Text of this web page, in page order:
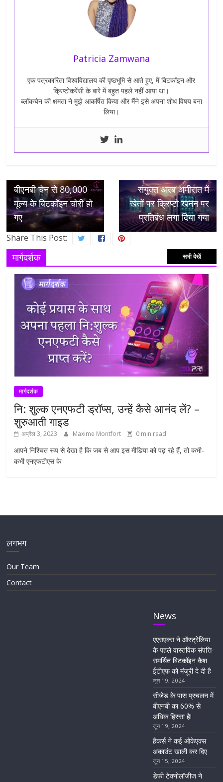
Patricia Zamwana
एक पत्रकारिता विश्वविद्यालय की पृष्ठभूमि से आते हुए, मैं बिटकॉइन और
क्रिप्टोकरेंसी के बारे में बहुत पहले नहीं आया था।
ब्लॉकचेन की क्षमता ने मुझे आकर्षित किया और मैंने इसे अपना शोध विषय बना
लिया।
बीएनबी चेन से 80,000
मूल्य के बिटकॉइन चोरी हो
गए
संयुक्त अरब अमीरात में
खेतों पर क्रिप्टो खनन पर
प्रतिबंध लगा दिया गया
Share This Post:
मार्गदर्शक सभी देखें
मार्गदर्शक
नि: शुल्क एनएफटी ड्रॉप्स, उन्हें कैसे आनंद लें? –
शुरुआती गाइड
अप्रैल 3, 2023 Maxime Montfort 0 min read
आपने निश्चित रूप से देखा है कि जब से आप इस मीडिया को पढ़ रहे हैं, तो कभी-
कभी एनएफटीएस के
लगभग
Our Team
Contact
News
एएसएक्स ने ऑस्ट्रेलिया
के पहले वास्तविक संपत्ति-
समर्थित बिटकॉइन कैश
ईटीएफ को मंजूरी दे दी है
जून 19, 2024
सीजेड के पास प्रचलन में
बीएनबी का 60% से
अधिक हिस्सा है!
जून 19, 2024
हैकर्स ने कई ओकेएक्स
अकाउंट खाली कर दिए
जून 15, 2024
डेफी टेक्नोलॉजीज ने